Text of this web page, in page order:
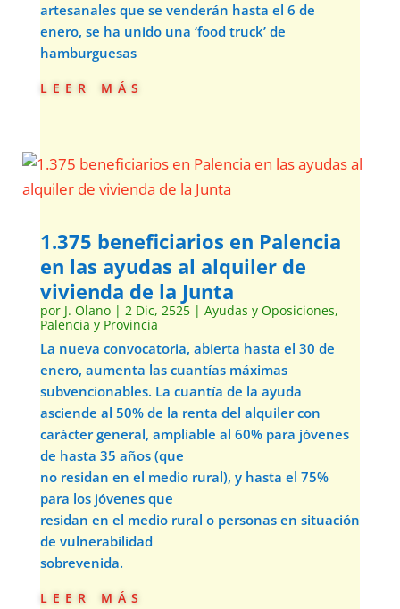
artesanales que se venderán hasta el 6 de
enero, se ha unido una ‘food truck’ de
hamburguesas
leer más
1.375 beneficiarios en Palencia
en las ayudas al alquiler de
vivienda de la Junta
por J. Olano| 2 Dic, 2525| Ayudas y Oposiciones,
Palencia y Provincia
La nueva convocatoria, abierta hasta el 30 de
enero, aumenta las cuantías máximas
subvencionables. La cuantía de la ayuda
asciende al 50% de la renta del alquiler con
carácter general, ampliable al 60% para jóvenes
de hasta 35 años (que
no residan en el medio rural), y hasta el 75%
para los jóvenes que
residan en el medio rural o personas en situación
de vulnerabilidad
sobrevenida.
leer más